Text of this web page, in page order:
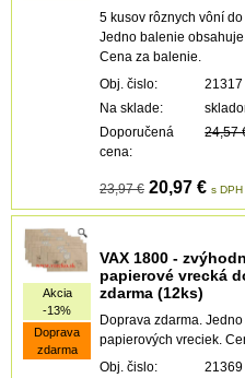
5 kusov rôznych vôní
Jedno balenie
Cena za balenie.
Obj. čislo:
21317
Na sklade:
Doporučená
cena:
24,57
23,97 € 20,97 € s DPH
Akcia
-13%
Doprava
zdarma
VAX 1800 -
papierové vrecká
zdarma (12ks)
Doprava zdarma.
papierových vreciek.
Obj. čislo:
21369